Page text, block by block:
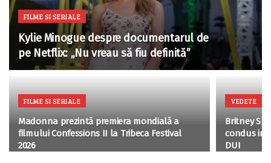
FILME SI SERIALE
Kylie Minogue despre documentarul de
pe Netflix: „Nu vreau să fiu definită”
FILME SI SERIALE
Madonna prezintă premiera mondială a
filmului Confessions II la Tribeca Festival
2026
VEDETE
Britney
condus
DUI